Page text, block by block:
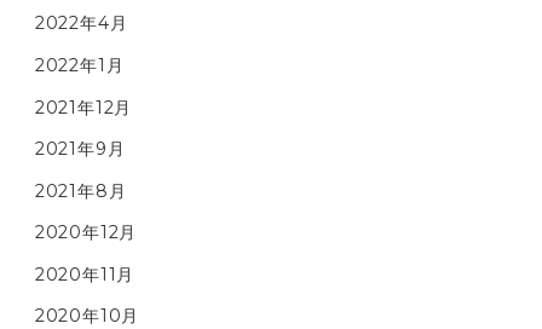
2022年4月
2022年1月
2021年12月
2021年9月
2021年8月
2020年12月
2020年11月
2020年10月